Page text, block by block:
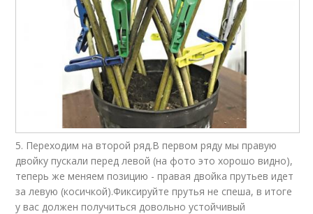
5. Переходим на второй ряд.В первом ряду мы правую
двойку пускали перед левой (на фото это хорошо видно),
теперь же меняем позицию - правая двойка прутьев идет
за левую (косичкой).Фиксируйте прутья не спеша, в итоге
у вас должен получиться довольно устойчивый